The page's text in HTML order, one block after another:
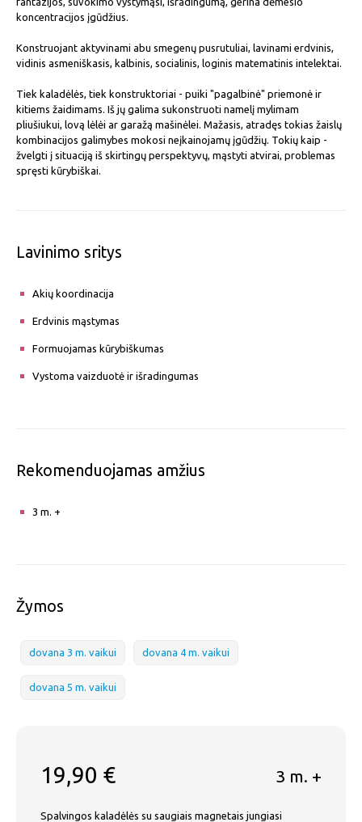
koncentracijos įgūdžius.
Konstruojant aktyvinami abu smegenų pusrutuliai, lavinami erdvinis,
vidinis asmeniškasis, kalbinis, socialinis, loginis matematinis intelektai.
Tiek kaladėlės, tiek konstruktoriai - puiki "pagalbinė" priemonė ir
kitiems žaidimams. Iš jų galima sukonstruoti namelį mylimam
pliušiukui, lovą lėlėi ar garažą mašinėlei. Mažasis, atradęs tokias žaislų
kombinacijos galimybes mokosi neįkainojamų įgūdžių. Tokių kaip -
žvelgti į situaciją iš skirtingų perspektyvų, mąstyti atvirai, problemas
spręsti kūrybiškai.
Lavinimo sritys
Akių koordinacija
Erdvinis mąstymas
Formuojamas kūrybiškumas
Vystoma vaizduotė ir išradingumas
Rekomenduojamas amžius
3 m. +
Žymos
dovana 3 m. vaikui dovana 4 m. vaikui
dovana 5 m. vaikui
19,90 € 3 m. +
Spalvingos kaladėlės su saugiais magnetais jungiasi